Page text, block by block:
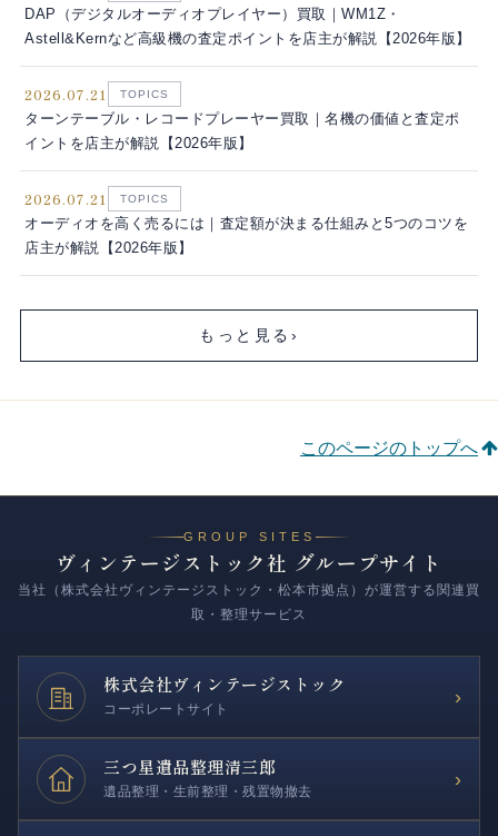
DAP（デジタルオーディオプレイヤー）買取｜WM1Z・
Astell&Kernなど高級機の査定ポイントを店主が解説【2026年版】
2026.07.21 TOPICS
ターンテーブル・レコードプレーヤー買取｜名機の価値と査定ポ
イントを店主が解説【2026年版】
2026.07.21 TOPICS
オーディオを高く売るには｜査定額が決まる仕組みと5つのコツを
店主が解説【2026年版】
もっと見る ›
このページのトップへ
GROUP SITES
ヴィンテージストック社 グループサイト
当社（株式会社ヴィンテージストック・松本市拠点）が運営する関連買
取・整理サービス
株式会社ヴィンテージストック
コーポレートサイト
›
三つ星遺品整理清三郎
遺品整理・生前整理・残置物撤去
›